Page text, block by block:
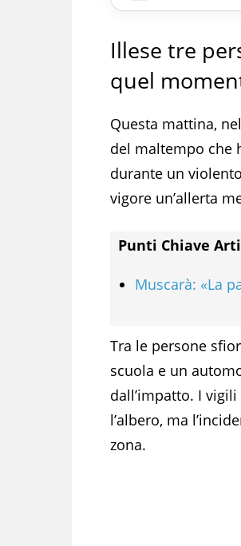
Illese tre
quel
Questa mattina,
del maltempo che
durante un
vigore un’allerta
Punti Chiave
Muscarà: «La
Tra le persone
scuola e un
dall’impatto. I
l’albero, ma
zona.